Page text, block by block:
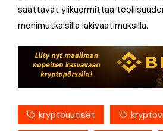
saattavat ylikuormittaa
monimutkaisilla lakivaatimuksilla.
kryptouutiset